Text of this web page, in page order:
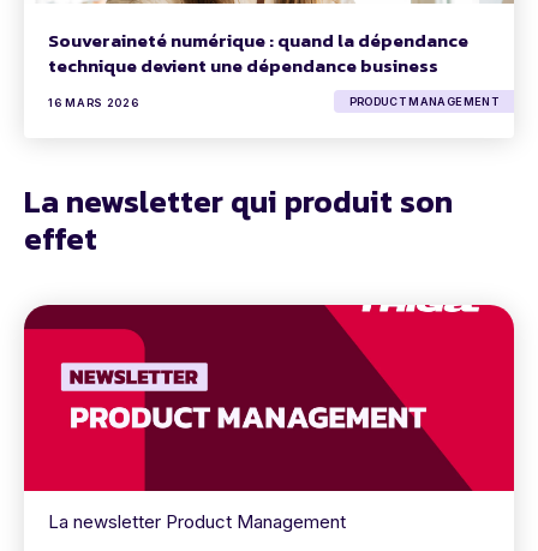
Souveraineté numérique : quand la dépendance
technique devient une dépendance business
16 MARS 2026 PRODUCT MANAGEMENT
La newsletter qui produit son
effet
La newsletter Product Management